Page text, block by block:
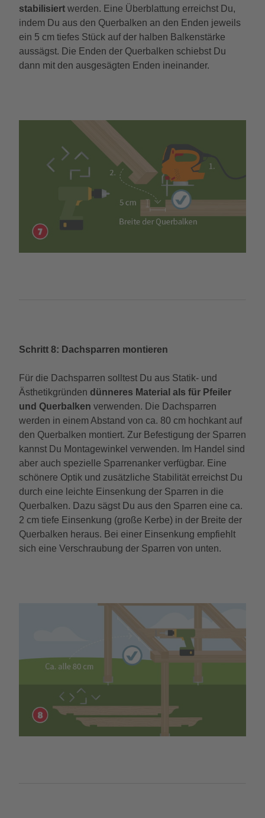
stabilisiert werden. Eine Überblattung erreichst Du,
indem Du aus den Querbalken an den Enden jeweils
ein 5 cm tiefes Stück auf der halben Balkenstärke
aussägst. Die Enden der Querbalken schiebst Du
dann mit den ausgesägten Enden ineinander.
Schritt 8: Dachsparren montieren
Für die Dachsparren solltest Du aus Statik- und
Ästhetikgründen dünneres Material als für Pfeiler
und Querbalken verwenden. Die Dachsparren
werden in einem Abstand von ca. 80 cm hochkant auf
den Querbalken montiert. Zur Befestigung der Sparren
kannst Du Montagewinkel verwenden. Im Handel sind
aber auch spezielle Sparrenanker verfügbar. Eine
schönere Optik und zusätzliche Stabilität erreichst Du
durch eine leichte Einsenkung der Sparren in die
Querbalken. Dazu sägst Du aus den Sparren eine ca.
2 cm tiefe Einsenkung (große Kerbe) in der Breite der
Querbalken heraus. Bei einer Einsenkung empfiehlt
sich eine Verschraubung der Sparren von unten.